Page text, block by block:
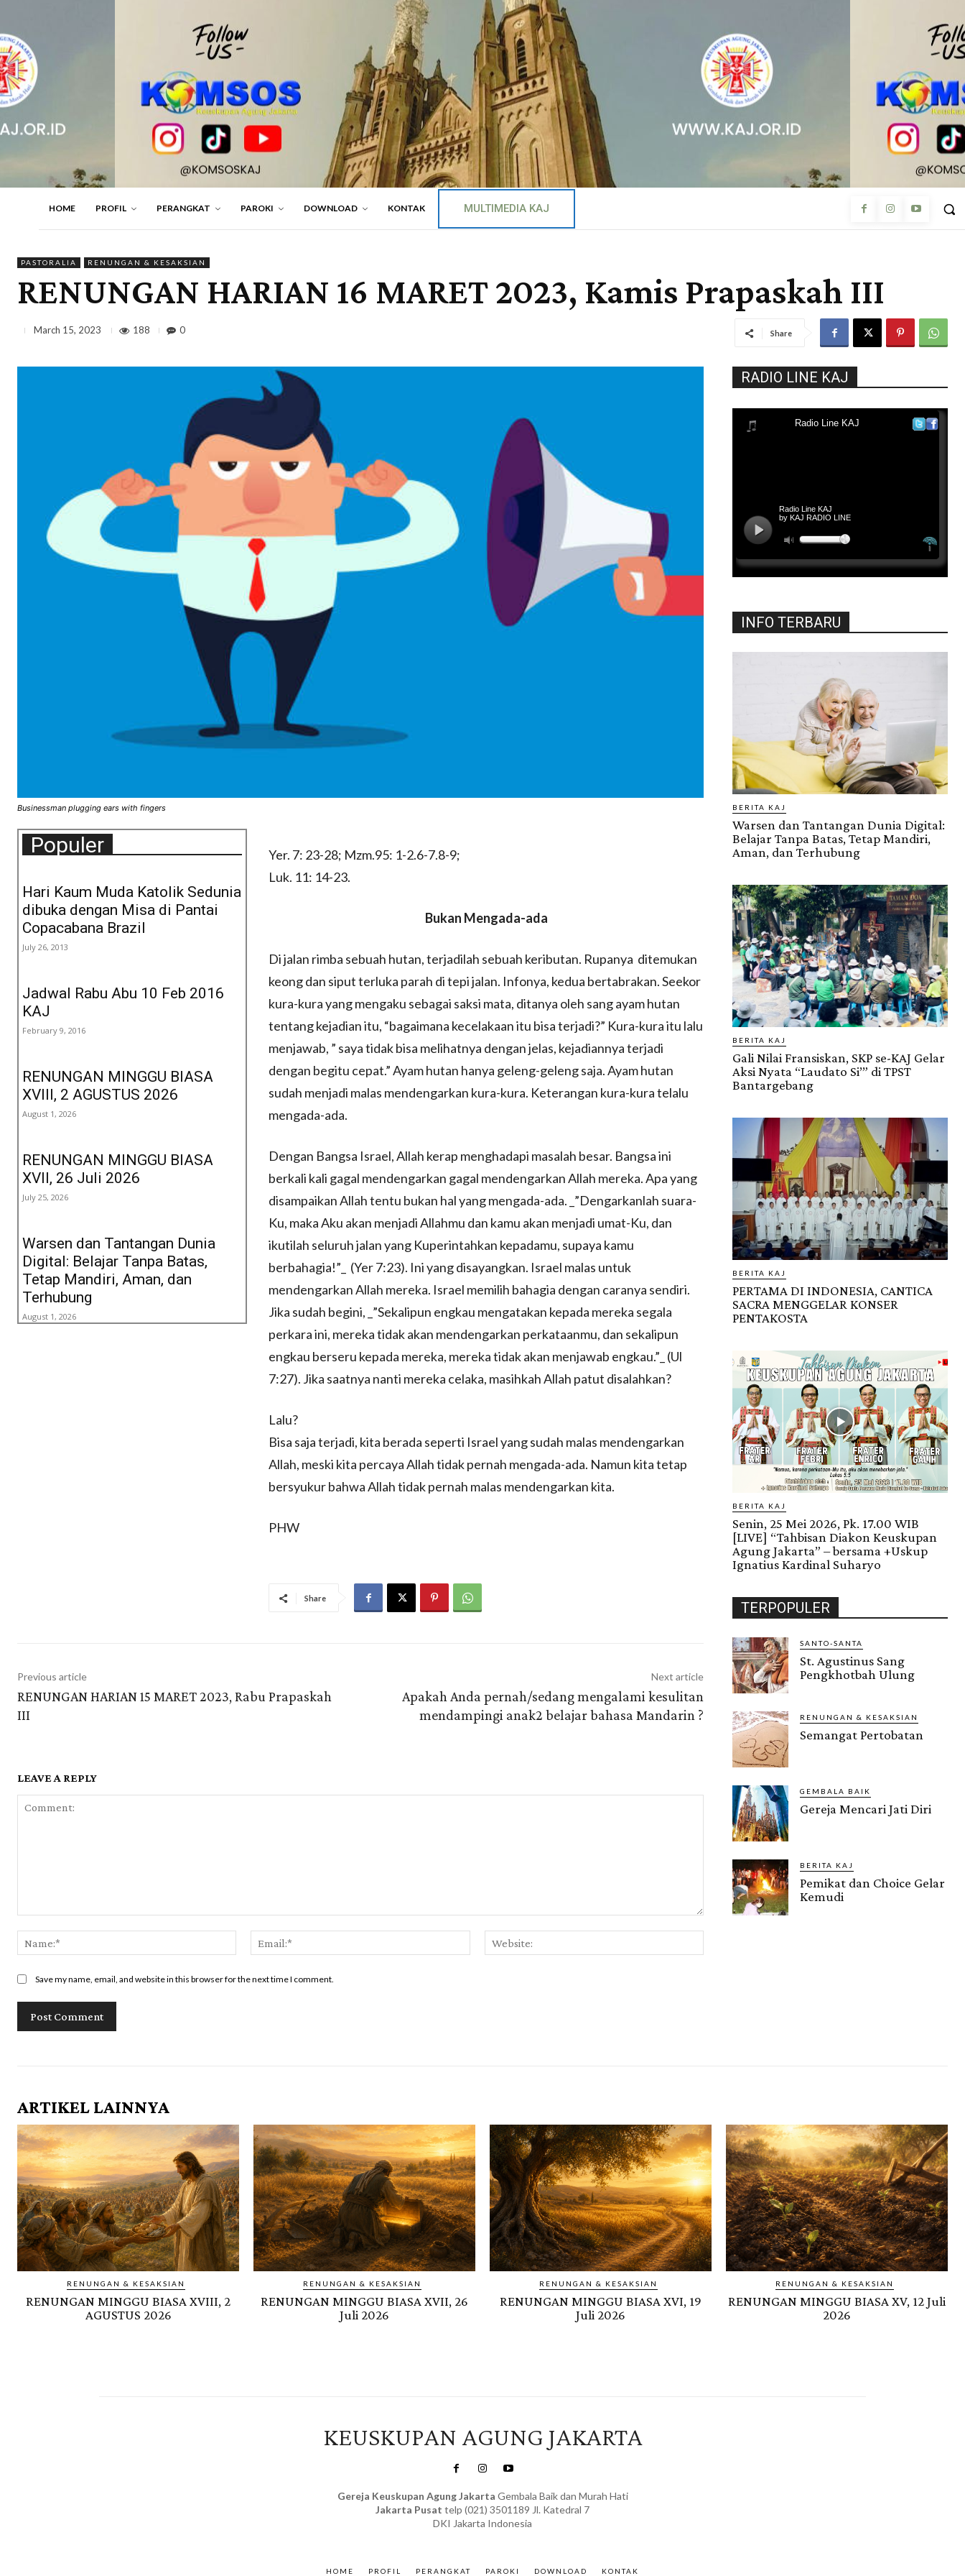
HOME PROFIL PERANGKAT PAROKI DOWNLOAD KONTAK MULTIMEDIA KAJ
PASTORALIA RENUNGAN & KESAKSIAN
RENUNGAN HARIAN 16 MARET 2023, Kamis Prapaskah III
March 15, 2023 188 0 Share
Businessman plugging ears with fingers
Populer
Hari Kaum Muda Katolik Sedunia
dibuka dengan Misa di Pantai
Copacabana Brazil
July 26, 2013
Jadwal Rabu Abu 10 Feb 2016
KAJ
February 9, 2016
RENUNGAN MINGGU BIASA
XVIII, 2 AGUSTUS 2026
August 1, 2026
RENUNGAN MINGGU BIASA
XVII, 26 Juli 2026
July 25, 2026
Warsen dan Tantangan Dunia
Digital: Belajar Tanpa Batas,
Tetap Mandiri, Aman, dan
Terhubung
August 1, 2026
Yer. 7: 23-28; Mzm.95: 1-2.6-7.8-9;
Luk. 11: 14-23.
Bukan Mengada-ada
Di jalan rimba sebuah hutan, terjadilah sebuah keributan. Rupanya ditemukan
keong dan siput terluka parah di tepi jalan. Infonya, kedua bertabrakan. Seekor
kura-kura yang mengaku sebagai saksi mata, ditanya oleh sang ayam hutan
tentang kejadian itu, “bagaimana kecelakaan itu bisa terjadi?” Kura-kura itu lalu
menjawab, ” saya tidak bisa melihatnya dengan jelas, kejadiannya terjadi
dengan begitu cepat.” Ayam hutan hanya geleng-geleng saja. Ayam hutan
sudah menjadi malas mendengarkan kura-kura. Keterangan kura-kura telalu
mengada-ada.
Dengan Bangsa Israel, Allah kerap menghadapi masalah besar. Bangsa ini
berkali kali gagal mendengarkan gagal mendengarkan Allah mereka. Apa yang
disampaikan Allah tentu bukan hal yang mengada-ada. _”Dengarkanlah suara-
Ku, maka Aku akan menjadi Allahmu dan kamu akan menjadi umat-Ku, dan
ikutilah seluruh jalan yang Kuperintahkan kepadamu, supaya kamu
berbahagia!”_ (Yer 7:23). Ini yang disayangkan. Israel malas untuk
mendengarkan Allah mereka. Israel memilih bahagia dengan caranya sendiri.
Jika sudah begini, _”Sekalipun engkau mengatakan kepada mereka segala
perkara ini, mereka tidak akan mendengarkan perkataanmu, dan sekalipun
engkau berseru kepada mereka, mereka tidak akan menjawab engkau.”_ (Ul
7:27). Jika saatnya nanti mereka celaka, masihkah Allah patut disalahkan?
Lalu?
Bisa saja terjadi, kita berada seperti Israel yang sudah malas mendengarkan
Allah, meski kita percaya Allah tidak pernah mengada-ada. Namun kita tetap
bersyukur bahwa Allah tidak pernah malas mendengarkan kita.
PHW
Share
Previous article
RENUNGAN HARIAN 15 MARET 2023, Rabu Prapaskah
III
Next article
Apakah Anda pernah/sedang mengalami kesulitan
mendampingi anak2 belajar bahasa Mandarin ?
LEAVE A REPLY
Save my name, email, and website in this browser for the next time I comment.
RADIO LINE KAJ
INFO TERBARU
BERITA KAJ
Warsen dan Tantangan Dunia Digital:
Belajar Tanpa Batas, Tetap Mandiri,
Aman, dan Terhubung
BERITA KAJ
Gali Nilai Fransiskan, SKP se-KAJ Gelar
Aksi Nyata “Laudato Si’” di TPST
Bantargebang
BERITA KAJ
PERTAMA DI INDONESIA, CANTICA
SACRA MENGGELAR KONSER
PENTAKOSTA
BERITA KAJ
Senin, 25 Mei 2026, Pk. 17.00 WIB
[LIVE] “Tahbisan Diakon Keuskupan
Agung Jakarta” – bersama +Uskup
Ignatius Kardinal Suharyo
TERPOPULER
SANTO-SANTA
St. Agustinus Sang
Pengkhotbah Ulung
RENUNGAN & KESAKSIAN
Semangat Pertobatan
GEMBALA BAIK
Gereja Mencari Jati Diri
BERITA KAJ
Pemikat dan Choice Gelar
Kemudi
Gendis.ID
ARTIKEL LAINNYA
RENUNGAN & KESAKSIAN
RENUNGAN MINGGU BIASA XVIII, 2
AGUSTUS 2026
RENUNGAN & KESAKSIAN
RENUNGAN MINGGU BIASA XVII, 26
Juli 2026
RENUNGAN & KESAKSIAN
RENUNGAN MINGGU BIASA XVI, 19
Juli 2026
RENUNGAN & KESAKSIAN
RENUNGAN MINGGU BIASA XV, 12 Juli
2026
KEUSKUPAN AGUNG JAKARTA
Gereja Keuskupan Agung Jakarta Gembala Baik dan Murah Hati
Jakarta Pusat telp (021) 3501189 Jl. Katedral 7
DKI Jakarta Indonesia
HOME PROFIL PERANGKAT PAROKI DOWNLOAD KONTAK